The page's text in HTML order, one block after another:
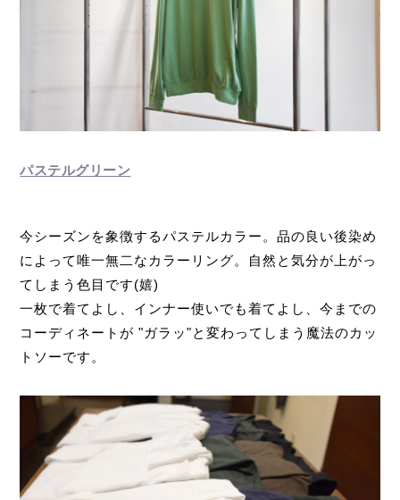
パステルグリーン
今シーズンを象徴するパステルカラー。品の良い後染め
によって唯一無二なカラーリング。自然と気分が上がっ
てしまう色目です(嬉)
一枚で着てよし、インナー使いでも着てよし、今までの
コーディネートが "ガラッ"と変わってしまう魔法のカッ
トソーです。